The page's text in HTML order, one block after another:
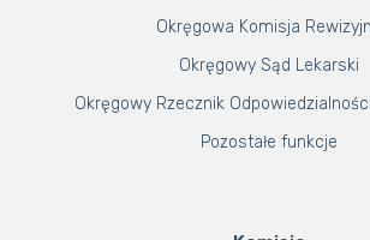
Okręgowa Komisja
Okręgowy Sąd Lekarski
Okręgowy Rzecznik
Pozostałe funkcje